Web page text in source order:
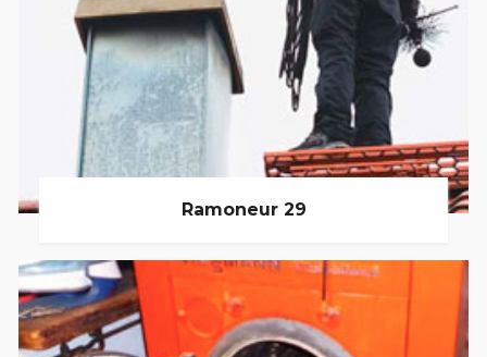
Ramoneur 29